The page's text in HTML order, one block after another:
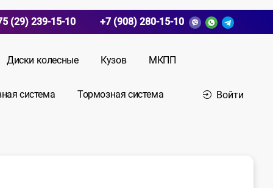
(29) 239-15-10 +7 (908) 280-15-10
Диски колесные Кузов МКПП
система Тормозная система Войти